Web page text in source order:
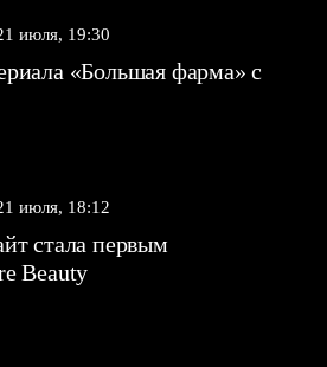
июля, 19:30
«Большая фарма» с
июля, 18:12
стала первым
Beauty